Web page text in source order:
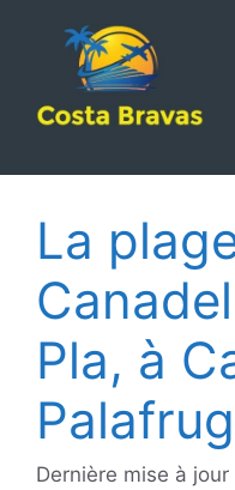
La
Pla, à
Dernière mise à